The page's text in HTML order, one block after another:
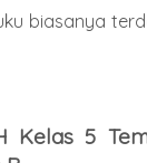
biasanya
Kelas 5